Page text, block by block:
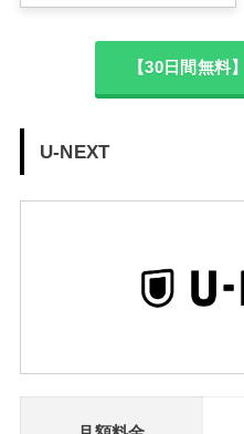
【30日間無料
U-NEXT